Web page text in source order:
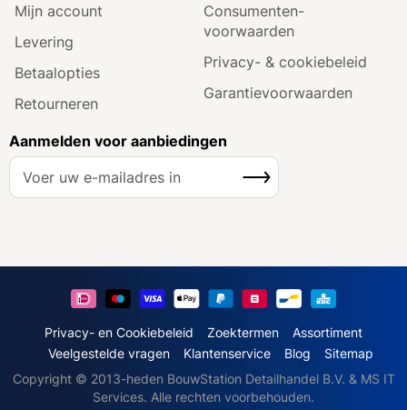
Mijn account
Levering
Betaalopties
Retourneren
Consumenten­
voorwaarden
Privacy- & cookiebeleid
Garantie­voorwaarden
Aanmelden voor aanbiedingen
A
e
o
Inschrijven
Privacy- en Cookiebeleid Zoektermen
Assortiment
Veelgestelde vragen
Klantenservice Blog
Sitemap
Copyright © 2013-heden BouwStation Detailhandel B.V. & MS IT
Services. Alle rechten voorbehouden.